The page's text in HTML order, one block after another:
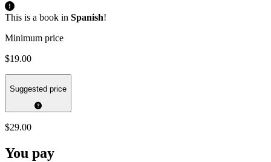
This is a book in Spanish!
Minimum price
$19.00
Suggested price
$29.00
You pay